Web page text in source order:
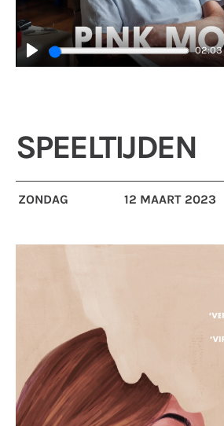
Play
02:03
SPEELTIJDEN
ZONDAG 12 MAART 2023